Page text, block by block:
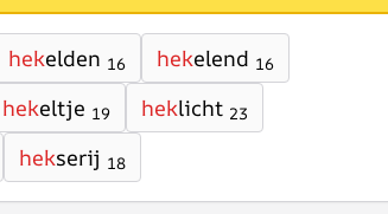
hekelden 16 hekelend 16
hekeltje 19 heklicht 23
hekserij 18